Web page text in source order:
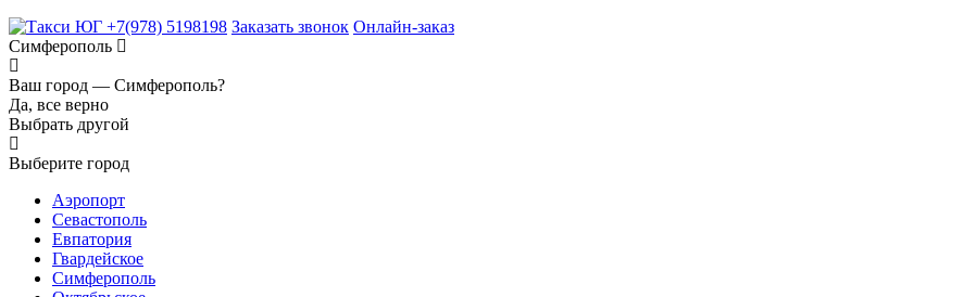
+7(978) 5198198 Заказать звонок Онлайн-заказ
Симферополь
Ваш город — Симферополь?
Да, все верно
Выбрать другой
Выберите город
Аэропорт
Севастополь
Евпатория
Гвардейское
Симферополь